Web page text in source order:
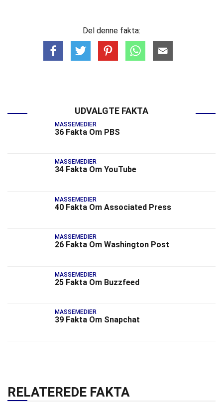
Del denne fakta:
UDVALGTE FAKTA
MASSEMEDIER
36 Fakta Om PBS
MASSEMEDIER
34 Fakta Om YouTube
MASSEMEDIER
40 Fakta Om Associated Press
MASSEMEDIER
26 Fakta Om Washington Post
MASSEMEDIER
25 Fakta Om Buzzfeed
MASSEMEDIER
39 Fakta Om Snapchat
RELATEREDE FAKTA